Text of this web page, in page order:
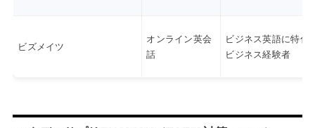
ビズメイツ
オンライン英会
話
ビジネス英語に特化
ビジネス経験者